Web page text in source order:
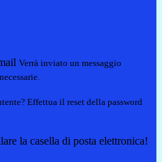
Verrà inviato un messaggio
Effettua il reset della password
la casella di posta elettronica!